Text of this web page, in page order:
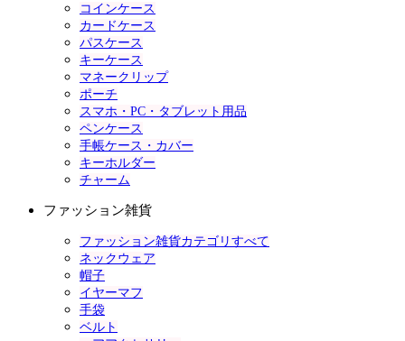
コインケース
カードケース
パスケース
キーケース
マネークリップ
ポーチ
スマホ・PC・タブレット用品
ペンケース
手帳ケース・カバー
キーホルダー
チャーム
ファッション雑貨
ファッション雑貨カテゴリすべて
ネックウェア
帽子
イヤーマフ
手袋
ベルト